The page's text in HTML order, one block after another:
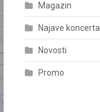
Magazin
Najave koncerta
Novosti
Promo